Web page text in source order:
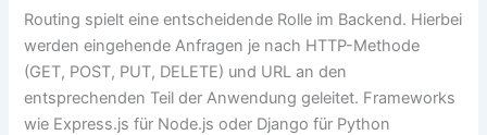
Routing spielt eine entscheidende Rolle im Backend. Hierbei
werden eingehende Anfragen je nach HTTP-Methode
(GET, POST, PUT, DELETE) und URL an den
entsprechenden Teil der Anwendung geleitet. Frameworks
wie Express.js für Node.js oder Django für Python